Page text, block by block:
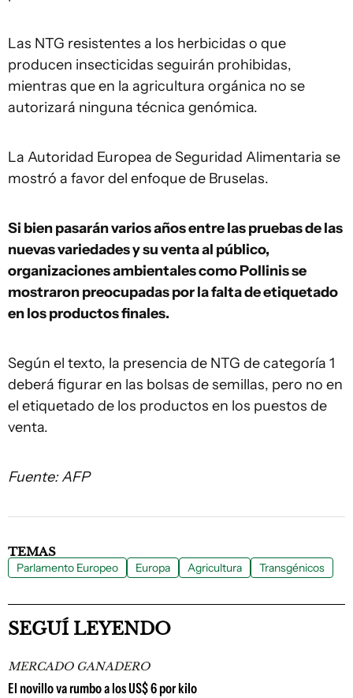
Las NTG resistentes a los herbicidas o que
producen insecticidas seguirán prohibidas,
mientras que en la agricultura orgánica no se
autorizará ninguna técnica genómica.
La Autoridad Europea de Seguridad Alimentaria se
mostró a favor del enfoque de Bruselas.
Si bien pasarán varios años entre las pruebas de las
nuevas variedades y su venta al público,
organizaciones ambientales como Pollinis se
mostraron preocupadas por la falta de etiquetado
en los productos finales.
Según el texto, la presencia de NTG de categoría 1
deberá figurar en las bolsas de semillas, pero no en
el etiquetado de los productos en los puestos de
venta.
Fuente: AFP
TEMAS
Parlamento Europeo Europa Agricultura Transgénicos
SEGUÍ LEYENDO
MERCADO GANADERO
El novillo va rumbo a los US$ 6 por kilo